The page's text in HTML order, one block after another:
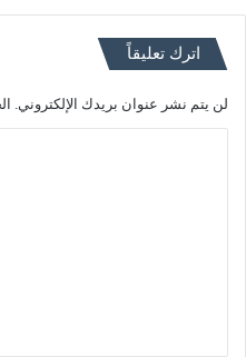
اترك تعليقاً
لن يتم نشر عنوان بريدك الإلكتروني.